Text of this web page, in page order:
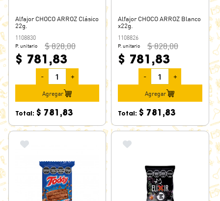
Alfajor CHOCO ARROZ Clásico
22g.
1108830
P. unitario $ 828,00
$ 781,83
- +
Agregar
Total: $ 781,83
Alfajor CHOCO ARROZ Blanco
x22g.
1108826
P. unitario $ 828,00
$ 781,83
- +
Agregar
Total: $ 781,83